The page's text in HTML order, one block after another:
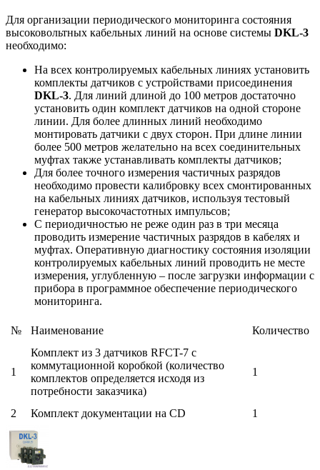
Для организации периодического мониторинга состояния
высоковольтных кабельных линий на основе системы DKL-3
необходимо:
На всех контролируемых кабельных линиях установить
комплекты датчиков с устройствами присоединения
DKL-3. Для линий длиной до 100 метров достаточно
установить один комплект датчиков на одной стороне
линии. Для более длинных линий необходимо
монтировать датчики с двух сторон. При длине линии
более 500 метров желательно на всех соединительных
муфтах также устанавливать комплекты датчиков;
Для более точного измерения частичных разрядов
необходимо провести калибровку всех смонтированных
на кабельных линиях датчиков, используя тестовый
генератор высокочастотных импульсов;
С периодичностью не реже один раз в три месяца
проводить измерение частичных разрядов в кабелях и
муфтах. Оперативную диагностику состояния изоляции
контролируемых кабельных линий проводить не месте
измерения, углубленную – после загрузки информации с
прибора в программное обеспечение периодического
мониторинга.
№ Наименование Количество
1
Комплект из 3 датчиков RFCT-7 с
коммутационной коробкой (количество
комплектов определяется исходя из
потребности заказчика)
1
2 Комплект документации на CD 1